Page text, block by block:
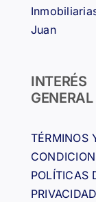
Juan
INTERÉS
GENERAL
TÉRMINOS
POLÍTICAS
PRIVACIDAD